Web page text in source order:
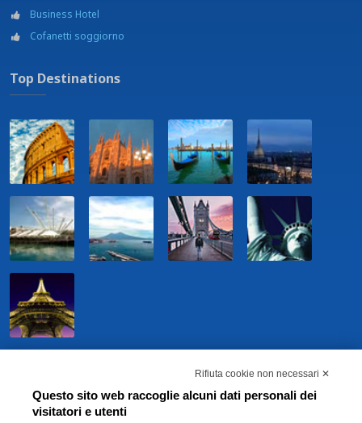
Business Hotel
Cofanetti soggiorno
Top Destinations
Rifiuta cookie non necessari ✕
Questo sito web raccoglie alcuni dati personali dei
visitatori e utenti